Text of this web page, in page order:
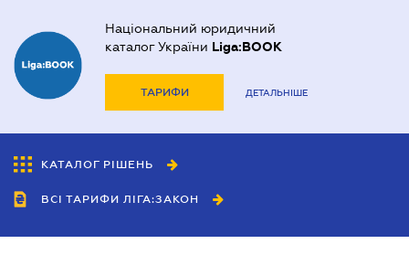
Національний юридичний
каталог України Liga:BOOK
ТАРИФИ ДЕТАЛЬНІШЕ
КАТАЛОГ РІШЕНЬ
ВСІ ТАРИФИ ЛІГА:ЗАКОН